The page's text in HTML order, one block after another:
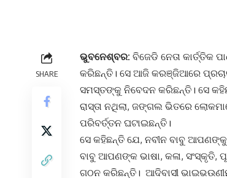
SHARE
ଭୁବନେଶ୍ବର: ବିଜେଡି ନେତା
କରିଛନ୍ତି। ସେ ଆଜି କରଞ୍ଜିଆରେ
ସମସ୍ତଙ୍କୁ ନିବେଦନ କରିଛନ୍ତି। ସେ
ରାସ୍ତା ନଥିଲା, ଜଙ୍ଗଲ ଭିତରେ
ପରିବର୍ତ୍ତନ ଘଟାଇଛନ୍ତି।
ସେ କହିଛନ୍ତି ଯେ, ନବୀନ ବାବୁ
ବାବୁ ଆପଣଙ୍କ ଭାଷା, କଳା, ସଂସ୍କୃତି,
ଗଠନ କରିଛନ୍ତି। ଆଦିବାସୀ